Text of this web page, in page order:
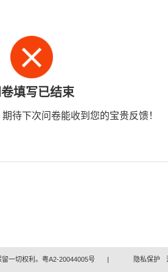
填写已结束
待下次问卷能收到您的宝贵反馈！
一切权利。粤A2-20044005号 | 隐私保护